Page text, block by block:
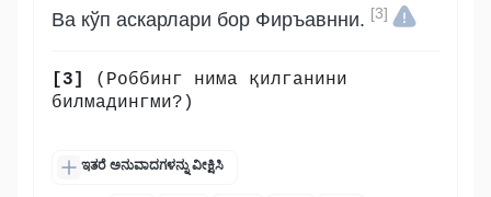
Ва кўп аскарлари бор Фиръавнни. [3]
[3]
(Роббинг нима қилганини
билмадингми?)
ಇತರೆ ಅನುವಾದಗಳನ್ನು ವೀಕ್ಷಿಸಿ